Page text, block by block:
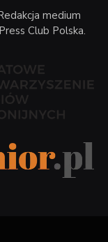
medium
Club Polska.